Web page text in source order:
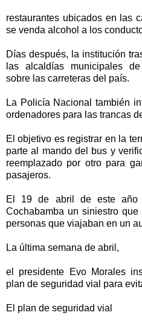
restaurantes ubicados en las
se venda alcohol a los
Días después, la institución
las alcaldías municipales
sobre las carreteras del país.
La Policía Nacional también
ordenadores para las trancas
El objetivo es registrar en la
parte al mando del bus y
reemplazado por otro para
pasajeros.
El 19 de abril de este año
Cochabamba un siniestro
personas que viajaban en un
La última semana de abril,
el presidente Evo Morales
plan de seguridad vial para
El plan de seguridad vial